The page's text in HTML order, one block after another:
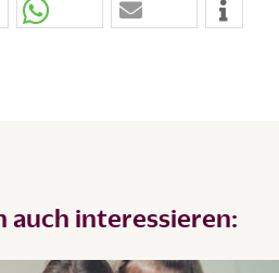
auch interessieren: